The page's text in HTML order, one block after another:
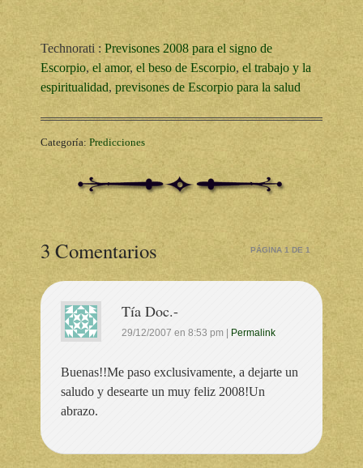
Technorati : Previsones 2008 para el signo de
Escorpio, el amor, el beso de Escorpio, el trabajo y la
espiritualidad,previsones de Escorpio para la salud
Categoría: Predicciones
3 Comentarios PÁGINA 1 DE 1
Tía Doc.-
29/12/2007 en 8:53 pm Permalink
Buenas!!Me paso exclusivamente, a dejarte un
saludo y desearte un muy feliz 2008!Un
abrazo.